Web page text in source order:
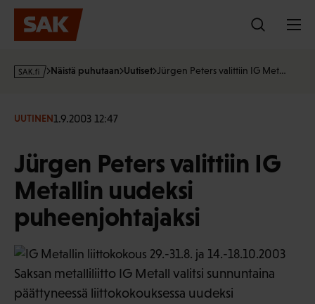
Hyppää
sisältöön
s
·
Näistä puhutaan Uutiset Jürgen Peters valittiin IG Met…
UUTINEN1.9.2003 12:47
Jürgen Peters valittiin IG
Metallin uudeksi
puheenjohtajaksi
Saksan metalliliitto IG Metall valitsi sunnuntaina
päättyneessä liittokokouksessa uudeksi